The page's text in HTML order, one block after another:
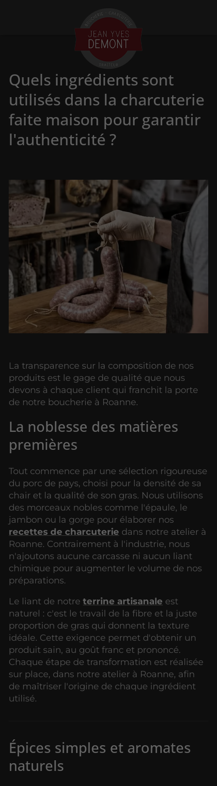
Quels ingrédients sont
utilisés dans la charcuterie
faite maison pour garantir
l'authenticité ?
La transparence sur la composition de nos
produits est le gage de qualité que nous
devons à chaque client qui franchit la porte
de notre boucherie à Roanne.
La noblesse des matières
premières
Tout commence par une sélection rigoureuse
du porc de pays, choisi pour la densité de sa
chair et la qualité de son gras. Nous utilisons
des morceaux nobles comme l'épaule, le
jambon ou la gorge pour élaborer nos
recettes de charcuterie dans notre atelier à
Roanne. Contrairement à l'industrie, nous
n'ajoutons aucune carcasse ni aucun liant
chimique pour augmenter le volume de nos
préparations.
Le liant de notreterrine artisanale est
naturel : c'est le travail de la fibre et la juste
proportion de gras qui donnent la texture
idéale. Cette exigence permet d'obtenir un
produit sain, au goût franc et prononcé.
Chaque étape de transformation est réalisée
sur place, dans notre atelier à Roanne, afin
de maîtriser l'origine de chaque ingrédient
utilisé.
Épices simples et aromates
naturels